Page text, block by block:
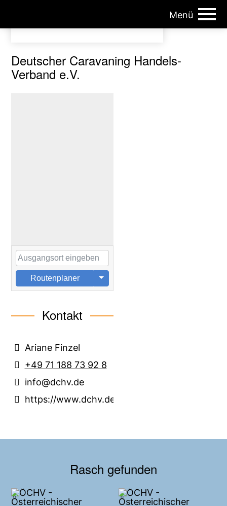
Menü
Deutscher Caravaning Handels-
Verband e.V.
Routenplaner
Kontakt
Ariane Finzel
+49 71 188 73 92 8
info@dchv.de
https://www.dchv.de/
Rasch gefunden